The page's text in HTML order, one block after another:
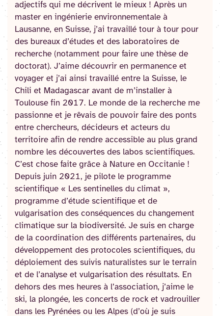
adjectifs qui me décrivent le mieux ! Après un
master en ingénierie environnementale à
Lausanne, en Suisse, j’ai travaillé tour à tour pour
des bureaux d’études et des laboratoires de
recherche (notamment pour faire une thèse de
doctorat). J’aime découvrir en permanence et
voyager et j’ai ainsi travaillé entre la Suisse, le
Chili et Madagascar avant de m’installer à
Toulouse fin 2017. Le monde de la recherche me
passionne et je rêvais de pouvoir faire des ponts
entre chercheurs, décideurs et acteurs du
territoire afin de rendre accessible au plus grand
nombre les découvertes des labos scientifiques.
C’est chose faite grâce à Nature en Occitanie !
Depuis juin 2021, je pilote le programme
scientifique « Les sentinelles du climat »,
programme d’étude scientifique et de
vulgarisation des conséquences du changement
climatique sur la biodiversité. Je suis en charge
de la coordination des différents partenaires, du
développement des protocoles scientifiques, du
déploiement des suivis naturalistes sur le terrain
et de l’analyse et vulgarisation des résultats. En
dehors des mes heures à l’association, j’aime le
ski, la plongée, les concerts de rock et vadrouiller
dans les Pyrénées ou les Alpes (d’où je suis